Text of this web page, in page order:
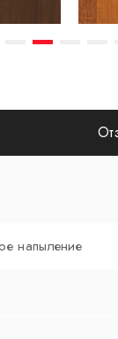
напыление